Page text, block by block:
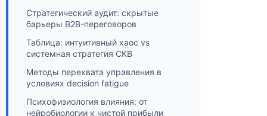
Стратегический аудит: скрытые
барьеры B2B-переговоров
Таблица: интуитивный хаос vs
системная стратегия CKB
Методы перехвата управления в
условиях decision fatigue
Психофизиология влияния: от
нейробиологии к чистой прибыли